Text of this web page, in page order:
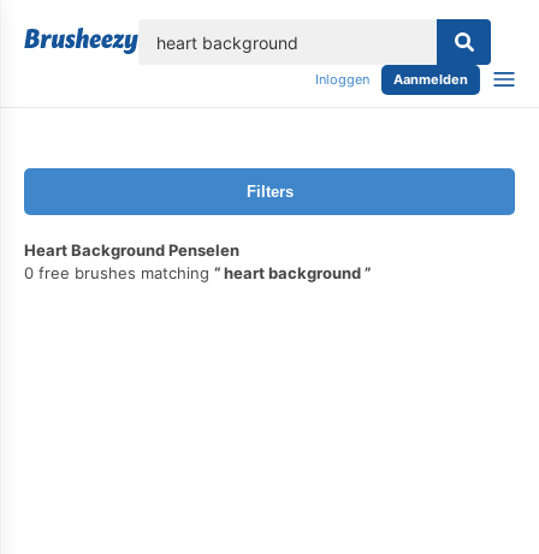
Inloggen Aanmelden
Filters
Heart Background Penselen
0 free brushes matching
heart background